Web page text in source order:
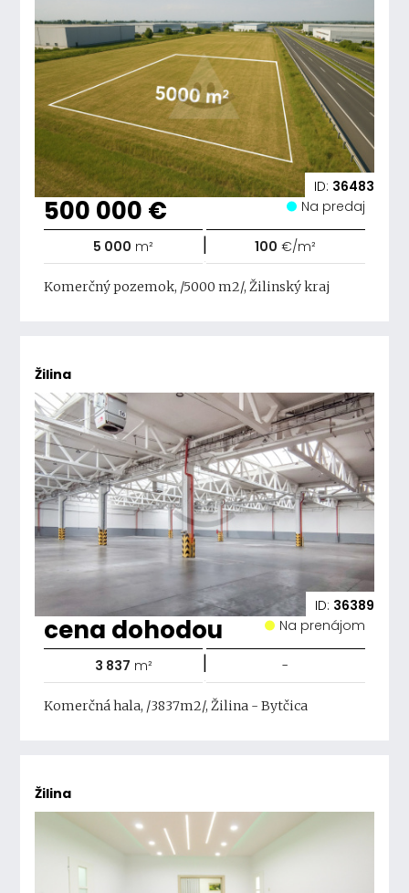
ID: 36483
500 000 € Na predaj
5 000 m² | 100 €/m²
Komerčný pozemok, /5000 m2/, Žilinský kraj
Žilina
ID: 36389
cena dohodou Na prenájom
3 837 m² | -
Komerčná hala, /3837m2/, Žilina - Bytčica
Žilina